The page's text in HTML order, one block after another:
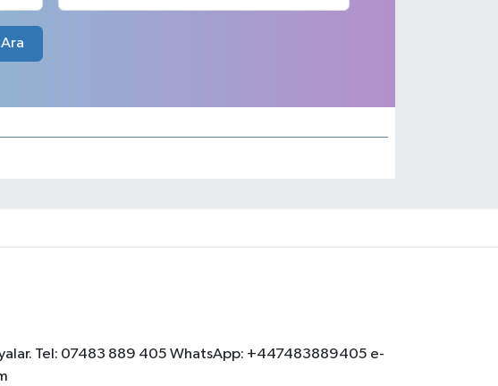
Ara
Tel: 07483 889 405 WhatsApp: +447483889405 e-